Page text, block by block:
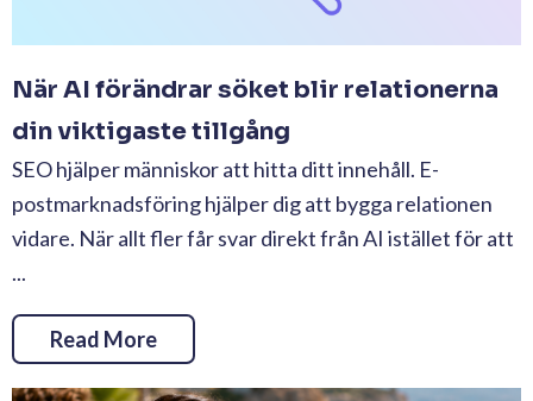
När AI förändrar söket blir relationerna
din viktigaste tillgång
SEO hjälper människor att hitta ditt innehåll. E-
postmarknadsföring hjälper dig att bygga relationen
vidare. När allt fler får svar direkt från AI istället för att
...
Read More